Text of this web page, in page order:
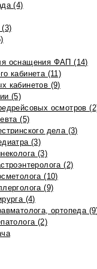
(4)
(3)
оснащения ФАП (14)
кабинета (11)
кабинетов (9)
(5)
осмотров
(5)
дела (3)
(3)
(3)
(2)
(10)
(9)
(4)
ортопеда
(2)